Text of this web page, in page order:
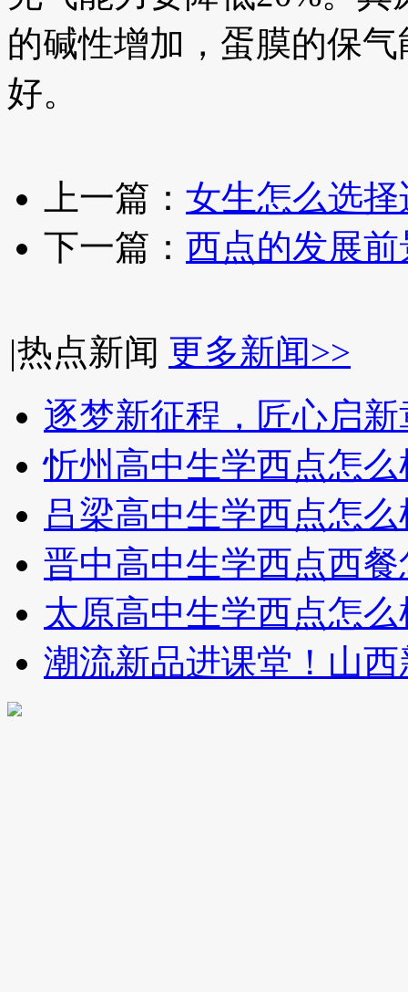
的碱性增加，蛋膜的保
好。
上一篇： 女生怎么选
下一篇： 西点的发展
|热点新闻 更多新闻>>
逐梦新征程，匠心启新
忻州高中生学西点怎
吕梁高中生学西点怎
晋中高中生学西点西
太原高中生学西点怎
潮流新品进课堂！山